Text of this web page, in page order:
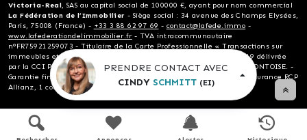
PRENDRE CONTACT AVEC
CINDY SCHMITT (EI)
Victoria-Real, SAS au capital social de 100000 €, ayant pour nom commercial
La Fédération de l’Immobilier - Siège social : 34 avenue des Champs Elysées,
Paris, 75008 (France) - +33 3 88 62 97 69 - contact@lafede.immo -
www.lafederationdelimmobilier.fr- TVA intracommunautaire
n°FR75921259073 - Titulaire de la Carte Professionnelle « Transactions sur
immeubles et fonds de commerce » n°CPI CPI75012023000000319 délivrée
par la CCI Paris Ile-de-France, 35 boulevard du Port 95031 CERGY-PONTOISE. -
Garantie financière non détention de fonds 110 000 € : Allianz - Assurance RCP
Allianz, 1 cours Michelet, 92076 Paris